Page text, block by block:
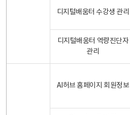
디지털배움터 수강생 관리
디지털배움터 역량진단자
관리
AI허브 홈페이지 회원정보